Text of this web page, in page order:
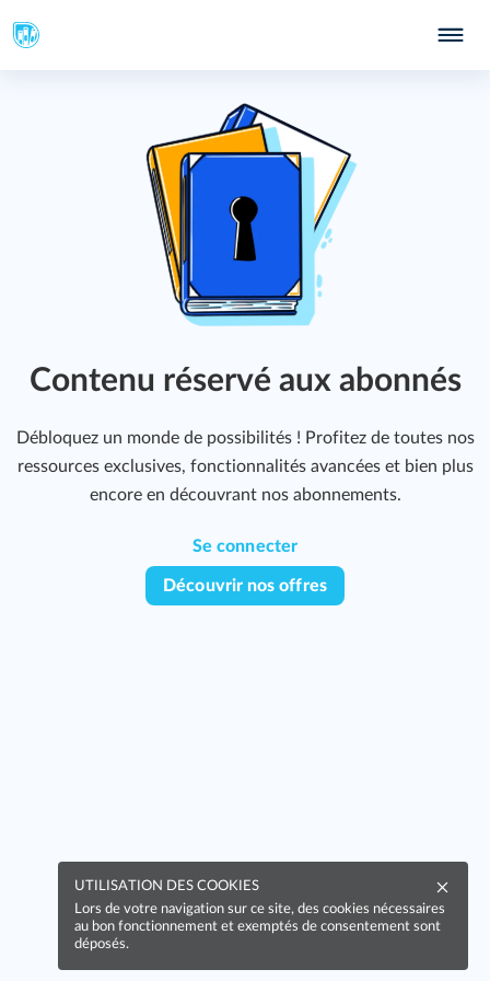
Contenu réservé aux abonnés
Débloquez un monde de possibilités ! Profitez de toutes nos
ressources exclusives, fonctionnalités avancées et bien plus
encore en découvrant nos abonnements.
Se connecter
Découvrir nos offres
UTILISATION DES COOKIES
Lors de votre navigation sur ce site, des cookies nécessaires
au bon fonctionnement et exemptés de consentement sont
déposés.